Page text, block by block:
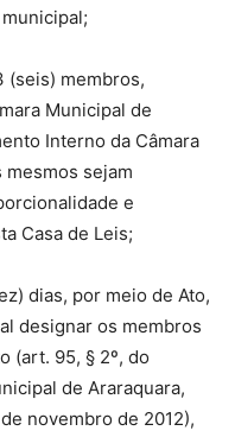
(seis) membros,
Municipal de
Interno da Câmara
mesmos sejam
e
Casa de Leis;
dias, por meio de Ato,
designar os membros
(art. 95, § 2º, do
de Araraquara,
novembro de 2012),